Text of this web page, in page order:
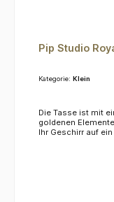
Pip Studio
Kategorie: Klein
Die Tasse ist mit
goldenen
Ihr Geschirr auf